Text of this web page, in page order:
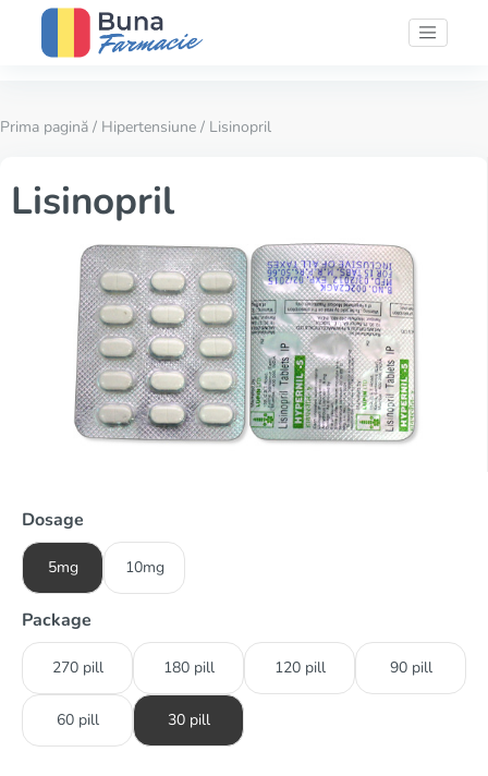
Prima pagină / Hipertensiune / Lisinopril
Lisinopril
Dosage
5mg 10mg
Package
270 pill 180 pill 120 pill 90 pill
60 pill 30 pill